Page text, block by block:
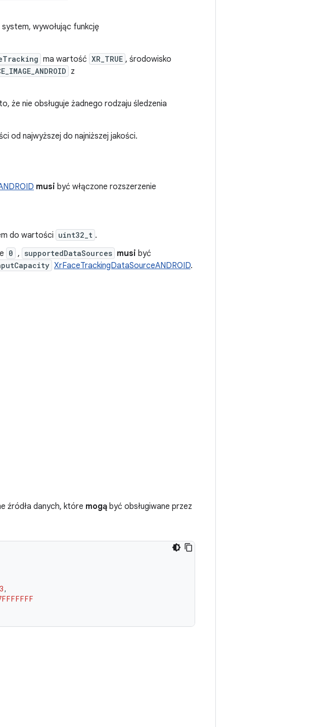
wywołując funkcję
ma wartość XR_TRUE , środowisko
z
że nie obsługuje żadnego rodzaju śledzenia
od najwyższej do najniższej jakości.
musi być włączone rozszerzenie
do wartości uint32_t .
0 , supportedDataSources musi być
XrFaceTrackingDataSourceANDROID.
źródła danych, które mogą być obsługiwane przez
3,